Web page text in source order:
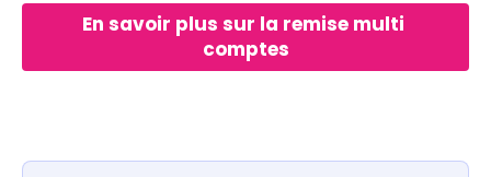
En savoir plus sur la remise multi
comptes